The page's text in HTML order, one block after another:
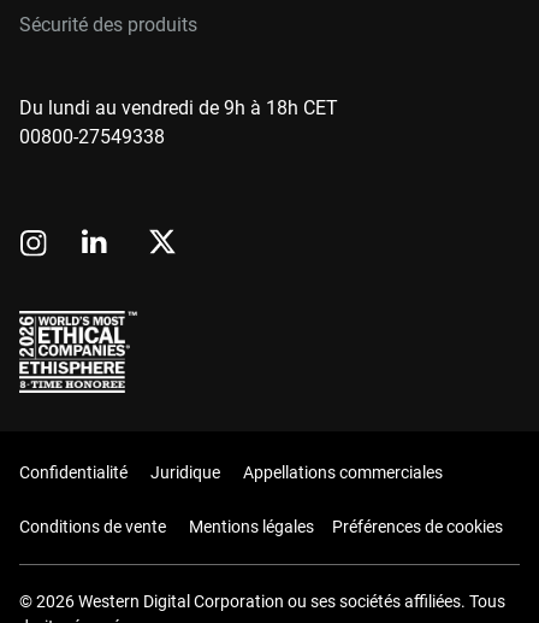
Sécurité des produits
Du lundi au vendredi de 9h à 18h CET
00800-27549338
Confidentialité Juridique Appellations commerciales
Conditions de vente Mentions légales Préférences de cookies
© 2026 Western Digital Corporation ou ses sociétés affiliées. Tous